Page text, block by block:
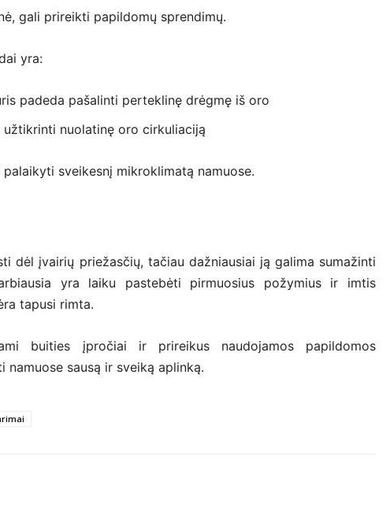
gali prireikti papildomų sprendimų.
yra:
padeda pašalinti perteklinę drėgmę iš oro
nuolatinę oro cirkuliaciją
sveikesnį mikroklimatą namuose.
dėl įvairių priežasčių, tačiau dažniausiai ją galima sumažinti
yra laiku pastebėti pirmuosius požymius ir imtis
tapusi rimta.
buities įpročiai ir prireikus naudojamos papildomos
sausą ir sveiką aplinką.